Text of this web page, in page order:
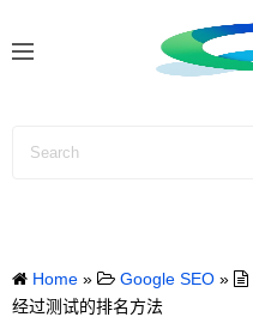
Home » Google SEO »
经过测试的排名方法